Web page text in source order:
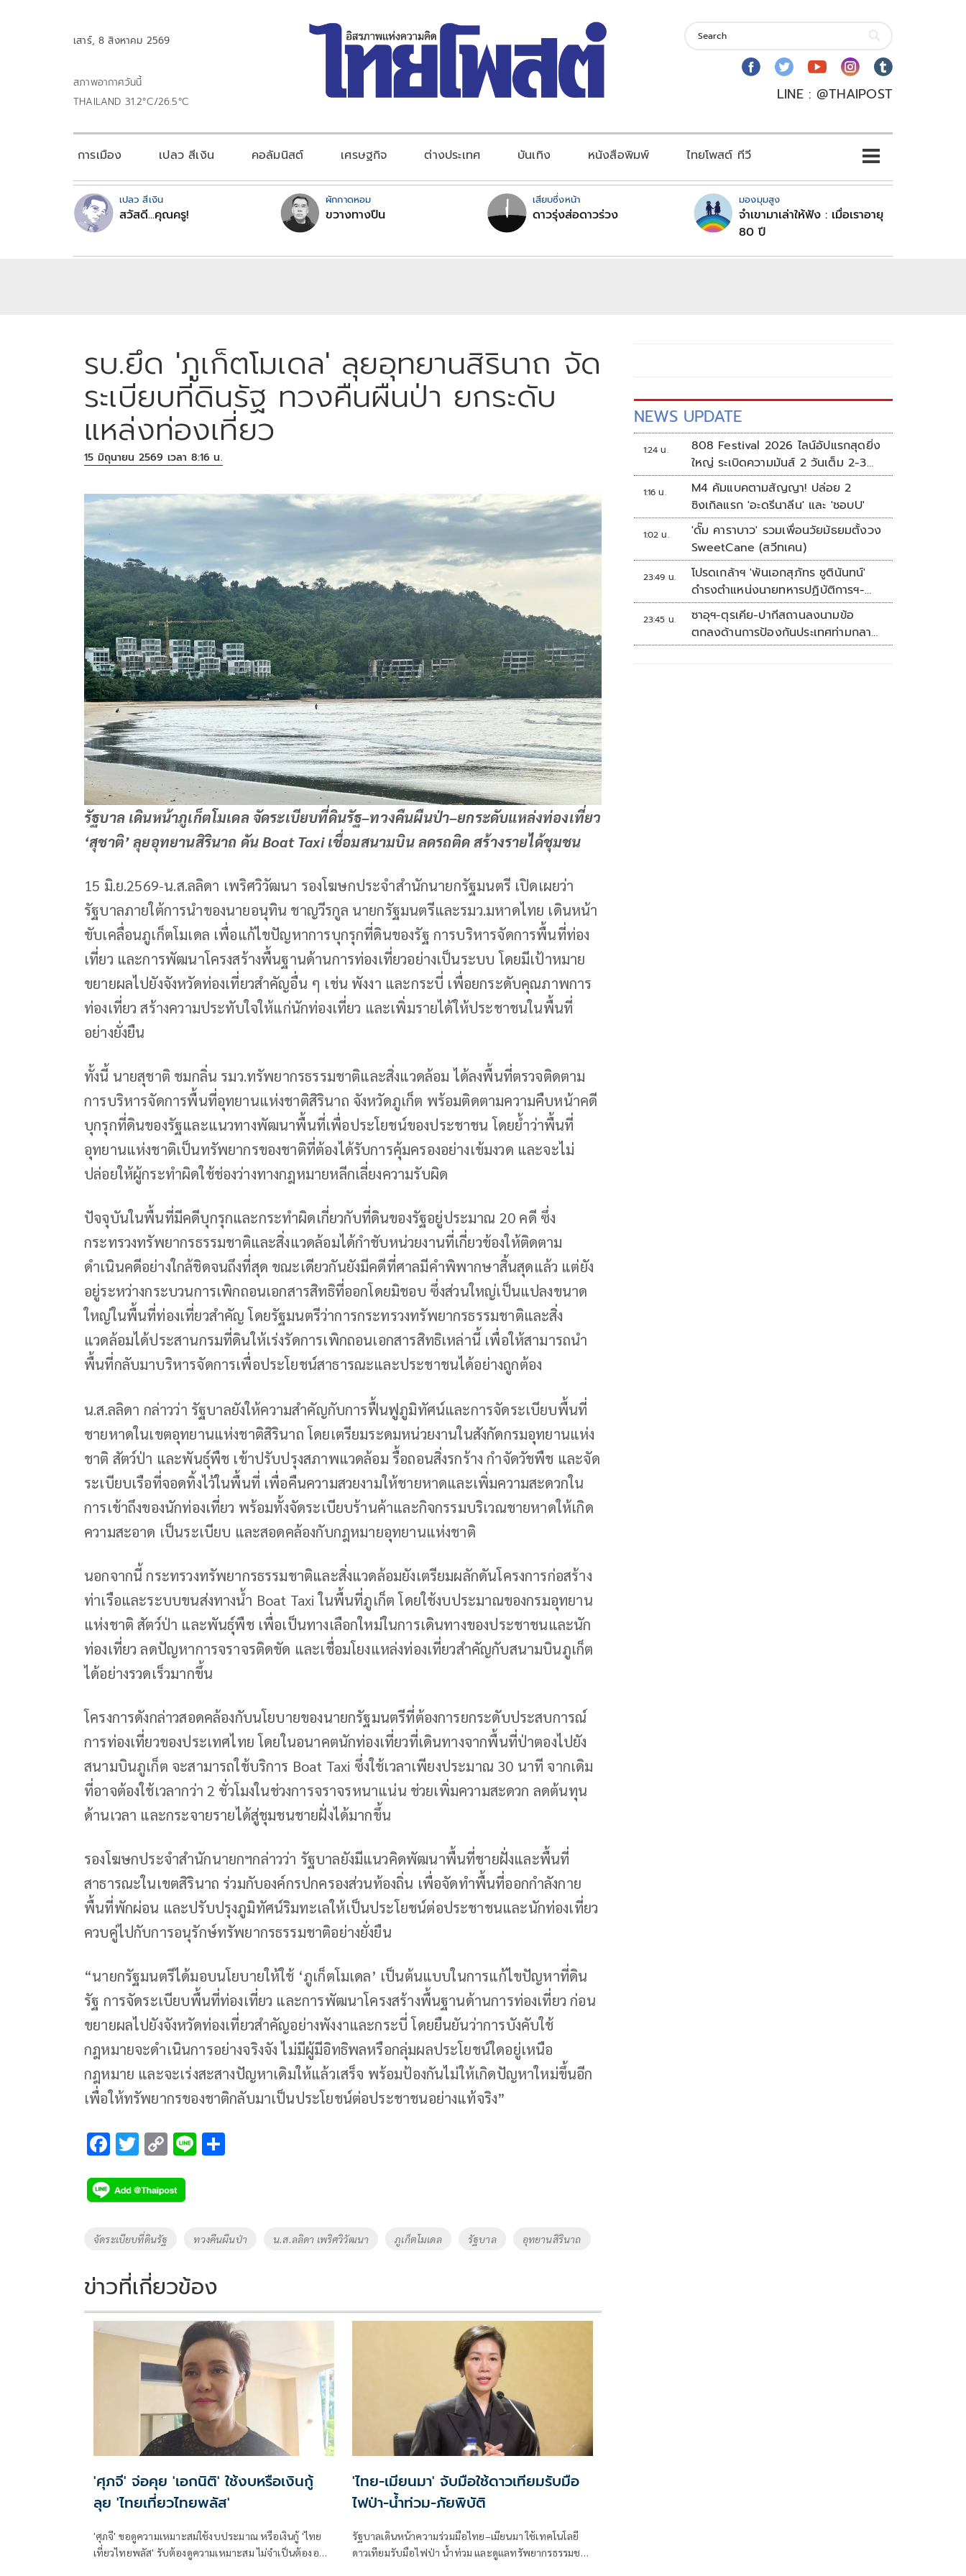
เสาร์, 8 สิงหาคม 2569
สภาพอากาศวันนี้
THAILAND 31.2°C/26.5°C
LINE : @THAIPOST
การเมือง เปลว สีเงิน คอลัมนิสต์ เศรษฐกิจ ต่างประเทศ บันเทิง หนังสือพิมพ์ ไทยโพสต์ ทีวี
เปลว สีเงิน
สวัสดี...คุณครู!
ผักกาดหอม
ขวางทางปืน
เสียบซึ่งหน้า
ดาวรุ่งส่อดาวร่วง
มองมุมสูง
จำเขามาเล่าให้ฟัง : เมื่อเราอายุ
80 ปี
รบ.ยึด 'ภูเก็ตโมเดล' ลุยอุทยานสิรินาถ จัด
ระเบียบที่ดินรัฐ ทวงคืนผืนป่า ยกระดับ
แหล่งท่องเที่ยว
15 มิถุนายน 2569 เวลา 8:16 น.
รัฐบาล เดินหน้าภูเก็ตโมเดล จัดระเบียบที่ดินรัฐ–ทวงคืนผืนป่า–ยกระดับแหล่งท่องเที่ยว
‘สุชาติ’ ลุยอุทยานสิรินาถ ดัน Boat Taxi เชื่อมสนามบิน ลดรถติด สร้างรายได้ชุมชน
15 มิ.ย.2569-น.ส.ลลิดา เพริศวิวัฒนา รองโฆษกประจำสำนักนายกรัฐมนตรี เปิดเผยว่า
รัฐบาลภายใต้การนำของนายอนุทิน ชาญวีรกูล นายกรัฐมนตรีและรมว.มหาดไทย เดินหน้า
ขับเคลื่อนภูเก็ตโมเดล เพื่อแก้ไขปัญหาการบุกรุกที่ดินของรัฐ การบริหารจัดการพื้นที่ท่อง
เที่ยว และการพัฒนาโครงสร้างพื้นฐานด้านการท่องเที่ยวอย่างเป็นระบบ โดยมีเป้าหมาย
ขยายผลไปยังจังหวัดท่องเที่ยวสำคัญอื่น ๆ เช่น พังงา และกระบี่ เพื่อยกระดับคุณภาพการ
ท่องเที่ยว สร้างความประทับใจให้แก่นักท่องเที่ยว และเพิ่มรายได้ให้ประชาชนในพื้นที่
อย่างยั่งยืน
ทั้งนี้ นายสุชาติ ชมกลิ่น รมว.ทรัพยากรธรรมชาติและสิ่งแวดล้อม ได้ลงพื้นที่ตรวจติดตาม
การบริหารจัดการพื้นที่อุทยานแห่งชาติสิรินาถ จังหวัดภูเก็ต พร้อมติดตามความคืบหน้าคดี
บุกรุกที่ดินของรัฐและแนวทางพัฒนาพื้นที่เพื่อประโยชน์ของประชาชน โดยย้ำว่าพื้นที่
อุทยานแห่งชาติเป็นทรัพยากรของชาติที่ต้องได้รับการคุ้มครองอย่างเข้มงวด และจะไม่
ปล่อยให้ผู้กระทำผิดใช้ช่องว่างทางกฎหมายหลีกเลี่ยงความรับผิด
ปัจจุบันในพื้นที่มีคดีบุกรุกและกระทำผิดเกี่ยวกับที่ดินของรัฐอยู่ประมาณ 20 คดี ซึ่ง
กระทรวงทรัพยากรธรรมชาติและสิ่งแวดล้อมได้กำชับหน่วยงานที่เกี่ยวข้องให้ติดตาม
ดำเนินคดีอย่างใกล้ชิดจนถึงที่สุด ขณะเดียวกันยังมีคดีที่ศาลมีคำพิพากษาสิ้นสุดแล้ว แต่ยัง
อยู่ระหว่างกระบวนการเพิกถอนเอกสารสิทธิที่ออกโดยมิชอบ ซึ่งส่วนใหญ่เป็นแปลงขนาด
ใหญ่ในพื้นที่ท่องเที่ยวสำคัญ โดยรัฐมนตรีว่าการกระทรวงทรัพยากรธรรมชาติและสิ่ง
แวดล้อมได้ประสานกรมที่ดินให้เร่งรัดการเพิกถอนเอกสารสิทธิเหล่านี้ เพื่อให้สามารถนำ
พื้นที่กลับมาบริหารจัดการเพื่อประโยชน์สาธารณะและประชาชนได้อย่างถูกต้อง
น.ส.ลลิดา กล่าวว่า รัฐบาลยังให้ความสำคัญกับการฟื้นฟูภูมิทัศน์และการจัดระเบียบพื้นที่
ชายหาดในเขตอุทยานแห่งชาติสิรินาถ โดยเตรียมระดมหน่วยงานในสังกัดกรมอุทยานแห่ง
ชาติ สัตว์ป่า และพันธุ์พืช เข้าปรับปรุงสภาพแวดล้อม รื้อถอนสิ่งรกร้าง กำจัดวัชพืช และจัด
ระเบียบเรือที่จอดทิ้งไว้ในพื้นที่ เพื่อคืนความสวยงามให้ชายหาดและเพิ่มความสะดวกใน
การเข้าถึงของนักท่องเที่ยว พร้อมทั้งจัดระเบียบร้านค้าและกิจกรรมบริเวณชายหาดให้เกิด
ความสะอาด เป็นระเบียบ และสอดคล้องกับกฎหมายอุทยานแห่งชาติ
นอกจากนี้ กระทรวงทรัพยากรธรรมชาติและสิ่งแวดล้อมยังเตรียมผลักดันโครงการก่อสร้าง
ท่าเรือและระบบขนส่งทางน้ำ Boat Taxi ในพื้นที่ภูเก็ต โดยใช้งบประมาณของกรมอุทยาน
แห่งชาติ สัตว์ป่า และพันธุ์พืช เพื่อเป็นทางเลือกใหม่ในการเดินทางของประชาชนและนัก
ท่องเที่ยว ลดปัญหาการจราจรติดขัด และเชื่อมโยงแหล่งท่องเที่ยวสำคัญกับสนามบินภูเก็ต
ได้อย่างรวดเร็วมากขึ้น
โครงการดังกล่าวสอดคล้องกับนโยบายของนายกรัฐมนตรีที่ต้องการยกระดับประสบการณ์
การท่องเที่ยวของประเทศไทย โดยในอนาคตนักท่องเที่ยวที่เดินทางจากพื้นที่ป่าตองไปยัง
สนามบินภูเก็ต จะสามารถใช้บริการ Boat Taxi ซึ่งใช้เวลาเพียงประมาณ 30 นาที จากเดิม
ที่อาจต้องใช้เวลากว่า 2 ชั่วโมงในช่วงการจราจรหนาแน่น ช่วยเพิ่มความสะดวก ลดต้นทุน
ด้านเวลา และกระจายรายได้สู่ชุมชนชายฝั่งได้มากขึ้น
รองโฆษกประจำสำนักนายกฯกล่าวว่า รัฐบาลยังมีแนวคิดพัฒนาพื้นที่ชายฝั่งและพื้นที่
สาธารณะในเขตสิรินาถ ร่วมกับองค์กรปกครองส่วนท้องถิ่น เพื่อจัดทำพื้นที่ออกกำลังกาย
พื้นที่พักผ่อน และปรับปรุงภูมิทัศน์ริมทะเลให้เป็นประโยชน์ต่อประชาชนและนักท่องเที่ยว
ควบคู่ไปกับการอนุรักษ์ทรัพยากรธรรมชาติอย่างยั่งยืน
“นายกรัฐมนตรีได้มอบนโยบายให้ใช้ ‘ภูเก็ตโมเดล’ เป็นต้นแบบในการแก้ไขปัญหาที่ดิน
รัฐ การจัดระเบียบพื้นที่ท่องเที่ยว และการพัฒนาโครงสร้างพื้นฐานด้านการท่องเที่ยว ก่อน
ขยายผลไปยังจังหวัดท่องเที่ยวสำคัญอย่างพังงาและกระบี่ โดยยืนยันว่าการบังคับใช้
กฎหมายจะดำเนินการอย่างจริงจัง ไม่มีผู้มีอิทธิพลหรือกลุ่มผลประโยชน์ใดอยู่เหนือ
กฎหมาย และจะเร่งสะสางปัญหาเดิมให้แล้วเสร็จ พร้อมป้องกันไม่ให้เกิดปัญหาใหม่ขึ้นอีก
เพื่อให้ทรัพยากรของชาติกลับมาเป็นประโยชน์ต่อประชาชนอย่างแท้จริง”
F
e
b
o
k
T
tt
er
C
p
y
k
Li
Tags
จัดระเบียบที่ดินรัฐ ทวงคืนผืนป่า น.ส.ลลิดา เพริศวิวัฒนา ภูเก็ตโมเดล รัฐบาล อุทยานสิรินาถ
ข่าวที่เกี่ยวข้อง
'ศุภจี' จ่อคุย 'เอกนิติ' ใช้งบหรือเงินกู้
ลุย 'ไทยเที่ยวไทยพลัส'
'ศุภจี' ขอดูความเหมาะสมใช้งบประมาณ หรือเงินกู้ 'ไทย
เที่ยวไทยพลัส' รับต้องดูความเหมาะสม ไม่จำเป็นต้องออก
'ไทย-เมียนมา' จับมือใช้ดาวเทียมรับมือ
ไฟป่า-น้ำท่วม-ภัยพิบัติ
รัฐบาลเดินหน้าความร่วมมือไทย–เมียนมา ใช้เทคโนโลยี
ดาวเทียมรับมือไฟป่า น้ำท่วม และดูแลทรัพยากรธรรมชาติ
NEWS UPDATE
1:24 น.
808 Festival 2026 ไลน์อัปแรกสุดยิ่ง
ใหญ่ ระเบิดความมันส์ 2 วันเต็ม 2-3
ต.ค.นี้
1:16 น.
M4 คัมแบคตามสัญญา! ปล่อย 2
ซิงเกิลแรก 'อะดรีนาลีน' และ 'ชอบU'
1:02 น.
'ดั๊ม คาราบาว' รวมเพื่อนวัยมัธยมตั้งวง
SweetCane (สวีทเคน)
23:49 น.
โปรดเกล้าฯ 'พันเอกสุภัทร ชูตินันทน์'
ดำรงตำแหน่งนายทหารปฏิบัติการฯ-
พระราชทานยศ 'พลตรี'
23:45 น.
ซาอุฯ-ตุรเคีย-ปากีสถานลงนามข้อ
ตกลงด้านการป้องกันประเทศท่ามกลาง
สงครามในภูมิภาค